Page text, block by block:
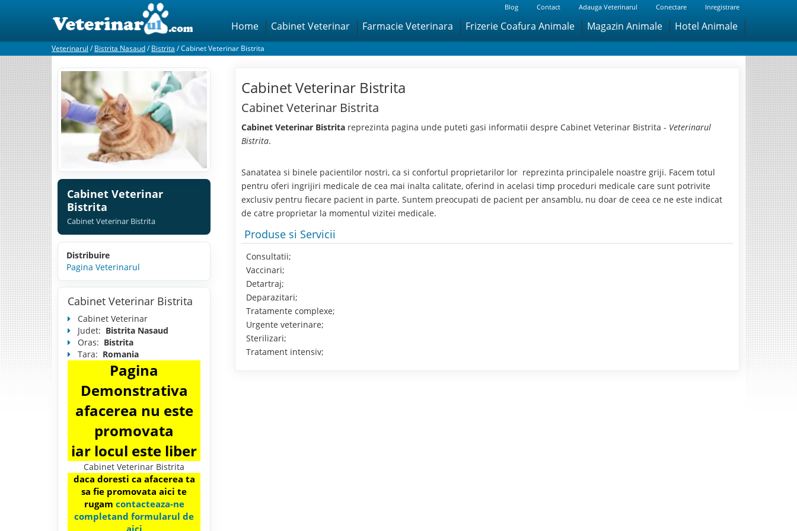
Blog Contact Adauga Veterinarul Conectare Inregistrare
Home Cabinet Veterinar Farmacie Veterinara Frizerie Coafura Animale Magazin Animale Hotel Animale
Veterinarul /Bistrita Nasaud/Bistrita /Cabinet Veterinar Bistrita
Cabinet Veterinar
Bistrita
Cabinet Veterinar Bistrita
Distribuire
Pagina Veterinarul
Cabinet Veterinar Bistrita
Cabinet Veterinar
Judet: Bistrita Nasaud
Oras: Bistrita
Tara: Romania
Pagina
Demonstrativa
afacerea nu este
promovata
iar locul este liber
Cabinet Veterinar Bistrita
daca doresti ca afacerea ta
sa fie promovata aici te
rugam contacteaza-ne
completand formularul de
Cabinet Veterinar Bistrita
Cabinet Veterinar Bistrita
Cabinet Veterinar Bistrita reprezinta pagina unde puteti gasi informatii despre Cabinet Veterinar Bistrita - Veterinarul
Bistrita.
Sanatatea si binele pacientilor nostri, ca si confortul proprietarilor lor reprezinta principalele noastre griji. Facem totul
pentru oferi ingrijiri medicale de cea mai inalta calitate, oferind in acelasi timp proceduri medicale care sunt potrivite
exclusiv pentru fiecare pacient in parte. Suntem preocupati de pacient per ansamblu, nu doar de ceea ce ne este indicat
de catre proprietar la momentul vizitei medicale.
Produse si Servicii
Consultatii;
Vaccinari;
Detartraj;
Deparazitari;
Tratamente complexe;
Urgente veterinare;
Sterilizari;
Tratament intensiv;